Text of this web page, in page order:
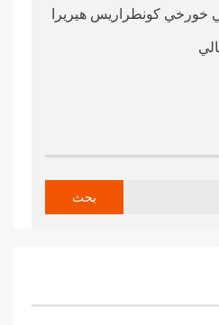
خورخي كونطراريس هيريرا